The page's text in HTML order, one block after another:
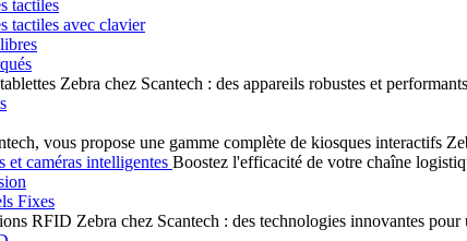
tactiles
tactiles avec clavier
Zebra chez Scantech : des appareils robustes et
vous propose une gamme complète de kiosques interactifs
et caméras intelligentes Boostez l'efficacité de votre chaîne
Fixes
RFID Zebra chez Scantech : des technologies innovantes pour